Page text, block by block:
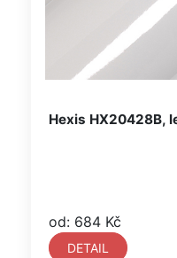
Hexis HX20428B,
od: 684 Kč
DETAIL